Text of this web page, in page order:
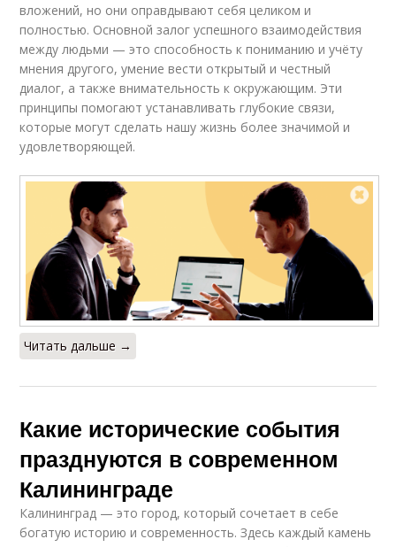
вложений, но они оправдывают себя целиком и
полностью. Основной залог успешного взаимодействия
между людьми — это способность к пониманию и учёту
мнения другого, умение вести открытый и честный
диалог, а также внимательность к окружающим. Эти
принципы помогают устанавливать глубокие связи,
которые могут сделать нашу жизнь более значимой и
удовлетворяющей.
Читать дальше →
Какие исторические события
празднуются в современном
Калининграде
Калининград — это город, который сочетает в себе
богатую историю и современность. Здесь каждый камень